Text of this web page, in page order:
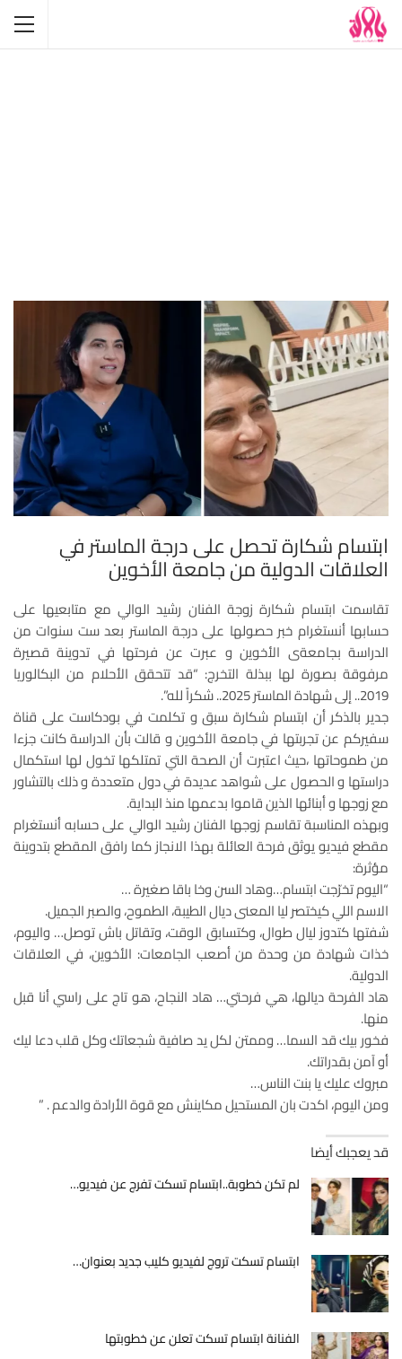
ابتسام شكارة تحصل على درجة الماستر في
العلاقات الدولية من جامعة الأخوين
تقاسمت ابتسام شكارة زوجة الفنان رشيد الوالي مع متابعيها على
حسابها أنستغرام خبر حصولها على درجة الماستر بعد ست سنوات من
الدراسة بجامعةى الأخوين و عبرت عن فرحتها في تدوينة قصيرة
مرفوقة بصورة لها ببذلة التخرج: “قد تتحقق الأحلام من البكالوريا
2019.. إلى شهادة الماستر 2025.. شكراً لله”.
جدير بالذكر أن ابتسام شكارة سبق و تكلمت في بودكاست على قناة
سفيركم عن تجربتها في جامعة الأخوين و قالت بأن الدراسة كانت جزءا
من طموحاتها ،حيث اعتبرت أن الصحة التي تمتلكها تخول لها استكمال
دراستها و الحصول على شواهد عديدة في دول متعددة و ذلك بالتشاور
مع زوجها و أبنائها الذين قاموا بدعمها منذ البداية.
وبهذه المناسبة تقاسم زوجها الفنان رشيد الوالي على حسابه أنستغرام
مقطع فيديو يوثق فرحة العائلة بهذا الانجاز كما رافق المقطع بتدوينة
مؤثرة:
“اليوم تخرّجت ابتسام…وهاد السن وخا باقا صغيرة …
الاسم اللي كيختصر ليا المعنى ديال الطيبة، الطموح، والصبر الجميل.
شفتها كتدوز ليال طوال، وكتسابق الوقت، وتقاتل باش توصل… واليوم،
خذات شهادة من وحدة من أصعب الجامعات: الأخوين، في العلاقات
الدولية.
هاد الفرحة ديالها، هي فرحتي… هاد النجاح، هو تاج على راسي أنا قبل
منها.
فخور بيك قد السما… وممتن لكل يد صافية شجعاتك وكل قلب دعا ليك
أو آمن بقدراتك.
مبروك عليك يا بنت الناس…
ومن اليوم، اكدت بان المستحيل مكاينش مع قوة الأرادة والدعم . ”
قد يعجبك أيضا
لم تكن خطوبة..ابتسام تسكت تفرج عن فيديو…
ابتسام تسكت تروج لفيديو كليب جديد بعنوان…
الفنانة ابتسام تسكت تعلن عن خطوبتها